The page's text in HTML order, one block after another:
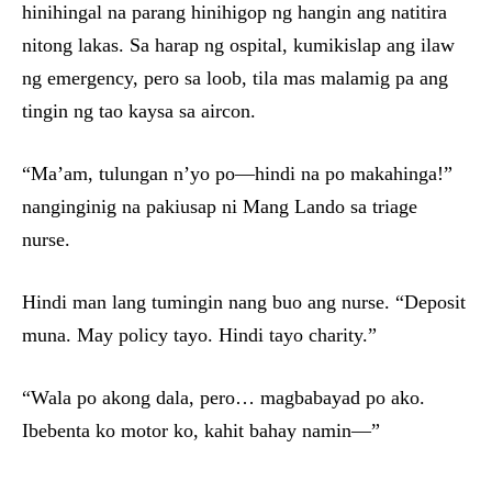
hinihingal na parang hinihigop ng hangin ang natitira
nitong lakas. Sa harap ng ospital, kumikislap ang ilaw
ng emergency, pero sa loob, tila mas malamig pa ang
tingin ng tao kaysa sa aircon.
“Ma’am, tulungan n’yo po—hindi na po makahinga!”
nanginginig na pakiusap ni Mang Lando sa triage
nurse.
Hindi man lang tumingin nang buo ang nurse. “Deposit
muna. May policy tayo. Hindi tayo charity.”
“Wala po akong dala, pero… magbabayad po ako.
Ibebenta ko motor ko, kahit bahay namin—”